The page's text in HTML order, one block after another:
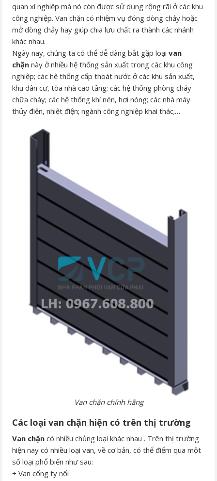
quan xí nghiệp mà nó còn được sử dụng rộng rãi ở các khu
công nghiệp. Van chặn có nhiệm vụ đóng dòng chảy hoặc
mở dòng chảy hay giúp chia lưu chất ra thành các nhánh
khác nhau.
Ngày nay, chúng ta có thể dễ dàng bắt gặp loại van
chặn này ở nhiều hệ thống sản xuất trong các khu công
nghiệp; các hệ thống cấp thoát nước ở các khu sản xuất,
khu dân cư, tòa nhà cao tầng; các hệ thống phòng cháy
chữa cháy; các hệ thống khí nén, hơi nóng; các nhà máy
thủy điện, nhiệt điện; ngành công nghiệp khai thác;…
Van chặn chính hãng
Các loại van chặn hiện có trên thị trường
Van chặn có nhiều chủng loại khác nhau . Trên thị trường
hiện nay có nhiều loại van, về cơ bản, có thể điểm qua một
số loại phổ biến như sau:
+ Van cổng ty nổi